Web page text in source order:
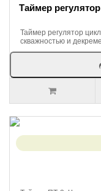
Таймер
Таймер регулятор
скважностью и